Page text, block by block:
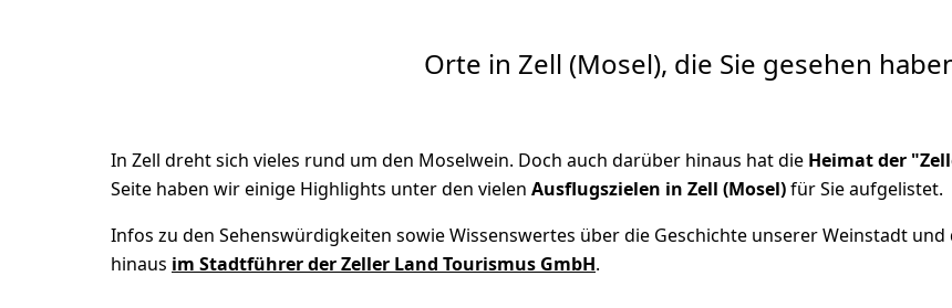
Orte in Zell (Mosel), die Sie gesehen
In Zell dreht sich vieles rund um den Moselwein. Doch auch darüber hinaus hat die Heimat der
Seite haben wir einige Highlights unter den vielen Ausflugszielen in Zell (Mosel)für Sie aufgelistet.
Infos zu den Sehenswürdigkeiten sowie Wissenswertes über die Geschichte unserer Weinstadt
hinaus im Stadtführer der Zeller Land Tourismus GmbH.